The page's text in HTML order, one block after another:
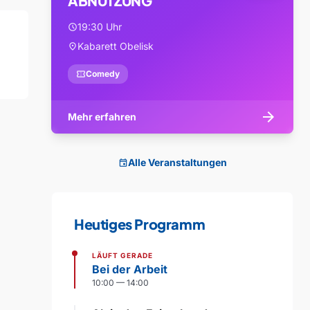
schedule19:30 Uhr
location_onKabarett Obelisk
confirmation_numberComedy
Mehr erfahren arrow_forward
eventAlle Veranstaltungen
Heutiges Programm
LÄUFT GERADE
Bei der Arbeit
10:00 — 14:00